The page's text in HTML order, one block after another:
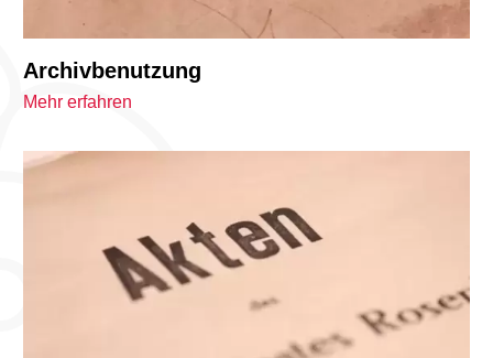
Archivbenutzung
Mehr erfahren